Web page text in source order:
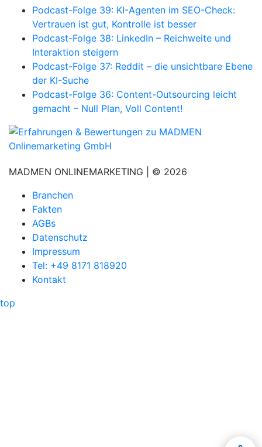
Podcast-Folge 39: KI-Agenten im SEO-Check:
Vertrauen ist gut, Kontrolle ist besser
Podcast-Folge 38: LinkedIn – Reichweite und
Interaktion steigern
Podcast-Folge 37: Reddit – die unsichtbare Ebene
der KI-Suche
Podcast-Folge 36: Content-Outsourcing leicht
gemacht – Null Plan, Voll Content!
MADMEN ONLINEMARKETING | © 2026
Branchen
Fakten
AGBs
Datenschutz
Impressum
Tel: +49 8171 818920
Kontakt
top